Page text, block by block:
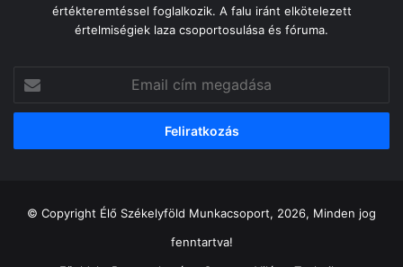
értékteremtéssel foglalkozik. A falu iránt elkötelezett
értelmiségiek laza csoportosulása és fóruma.
cím
megadása
© Copyright Élő Székelyföld Munkacsoport, 2026, Minden jog
fenntartva!